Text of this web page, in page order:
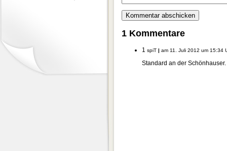
1 Kommentare
1 spiT | am 11. Juli 2012 um 15:34
Standard an der